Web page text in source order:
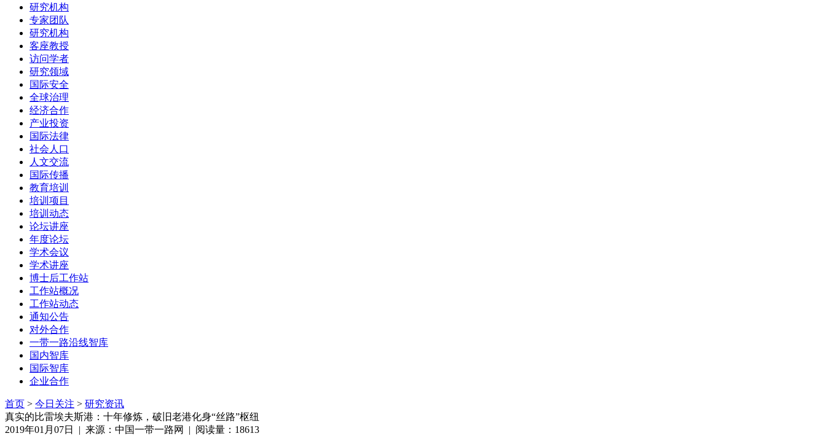
研究机构
专家团队
研究机构
客座教授
访问学者
研究领域
国际安全
全球治理
经济合作
产业投资
国际法律
社会人口
人文交流
国际传播
教育培训
培训项目
培训动态
论坛讲座
年度论坛
学术会议
学术讲座
博士后工作站
工作站概况
工作站动态
通知公告
对外合作
一带一路沿线智库
国内智库
国际智库
企业合作
首页 > 今日关注 > 研究资讯
真实的比雷埃夫斯港：十年修炼，破旧老港化身“丝路”枢纽
2019年01月07日 | 来源：中国一带一路网 | 阅读量：18613